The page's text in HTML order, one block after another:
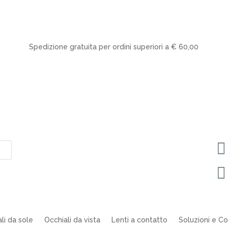
Spedizione gratuita per ordini superiori a € 60,00


da sole Occhiali da vista Lenti a contatto Soluzioni e